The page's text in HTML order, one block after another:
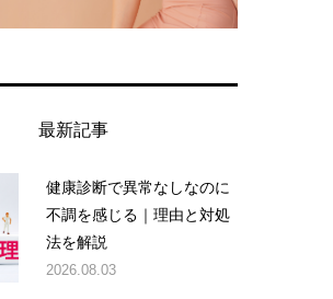
最新記事
健康診断で異常なしなのに
不調を感じる｜理由と対処
法を解説
2026.08.03